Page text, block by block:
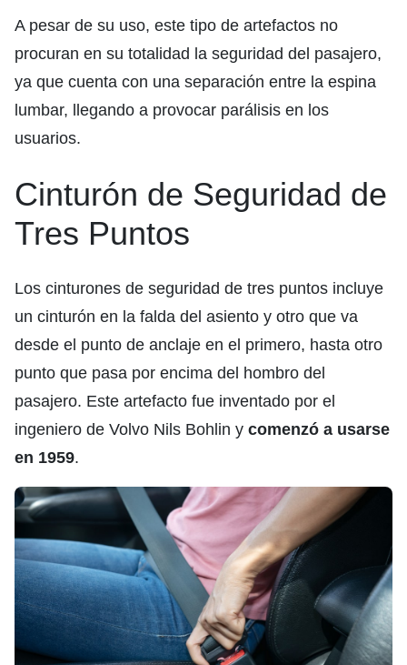
A pesar de su uso, este tipo de artefactos no
procuran en su totalidad la seguridad del pasajero,
ya que cuenta con una separación entre la espina
lumbar, llegando a provocar parálisis en los
usuarios.
Cinturón de Seguridad de
Tres Puntos
Los cinturones de seguridad de tres puntos incluye
un cinturón en la falda del asiento y otro que va
desde el punto de anclaje en el primero, hasta otro
punto que pasa por encima del hombro del
pasajero. Este artefacto fue inventado por el
ingeniero de Volvo Nils Bohlin y comenzó a usarse
en 1959.